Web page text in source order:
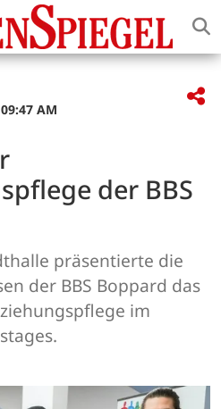
AM
der BBS
präsentierte die
der BBS Boppard das
im